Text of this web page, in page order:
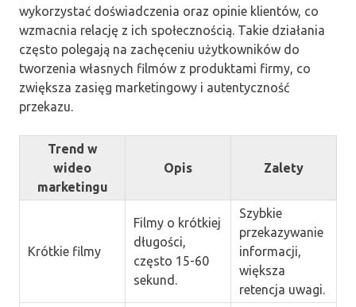
wykorzystać doświadczenia oraz opinie klientów, co
wzmacnia relację z ich społecznością. Takie działania
często polegają na zachęceniu użytkowników do
tworzenia własnych filmów z produktami firmy, co
zwiększa zasięg marketingowy i autentyczność
przekazu.
Trend w
wideo
marketingu
Opis Zalety
Krótkie filmy
Filmy o krótkiej
długości,
często 15-60
sekund.
Szybkie
przekazywanie
informacji,
większa
retencja uwagi.